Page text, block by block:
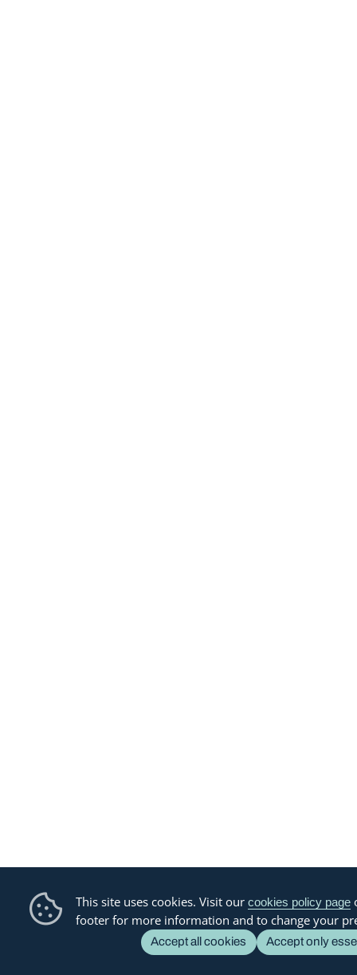
This site uses cookies. Visit our cookies policy page
footer for more information and to change your
Accept all cookies Accept only